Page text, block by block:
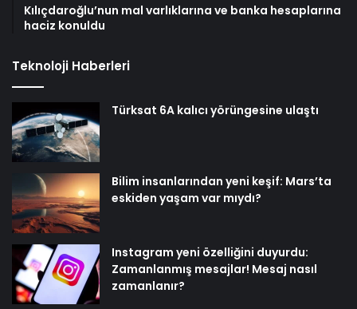
Kılıçdaroğlu’nun mal varlıklarına ve banka hesaplarına
haciz konuldu
Teknoloji Haberleri
Türksat 6A kalıcı yörüngesine ulaştı
Bilim insanlarından yeni keşif: Mars’ta
eskiden yaşam var mıydı?
Instagram yeni özelliğini duyurdu:
Zamanlanmış mesajlar! Mesaj nasıl
zamanlanır?